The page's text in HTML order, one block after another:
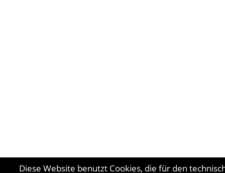
Diese Website benutzt Cookies, die für den